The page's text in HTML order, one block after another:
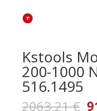
Kstools
200-1000
516.1495
2063,21€